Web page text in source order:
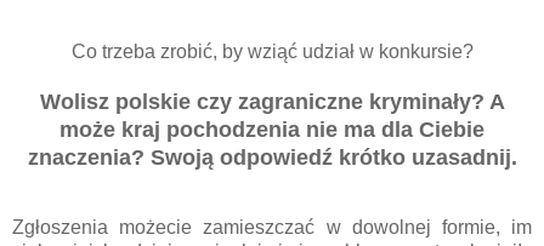
Co trzeba zrobić, by wziąć udział w konkursie?
Wolisz polskie czy zagraniczne kryminały? A
może kraj pochodzenia nie ma dla Ciebie
znaczenia? Swoją odpowiedź krótko uzasadnij.
Zgłoszenia możecie zamieszczać w dowolnej formie, im